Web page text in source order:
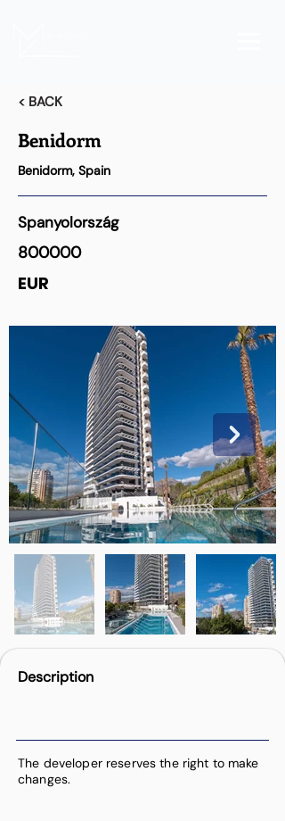
< BACK
Benidorm
Benidorm, Spain
Spanyolország
800000
EUR
Description
The developer reserves the right to make
changes.